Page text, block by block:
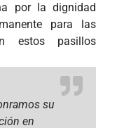
por la dignidad
para las
estos pasillos
su
en